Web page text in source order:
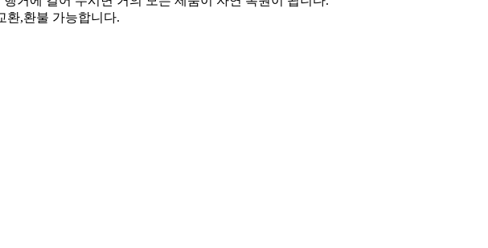
환,환불 가능합니다.